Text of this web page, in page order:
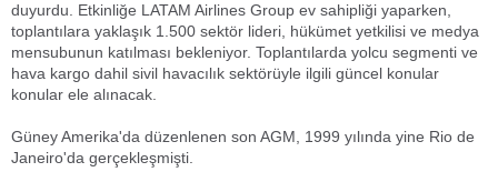
duyurdu. Etkinliğe LATAM Airlines Group ev sahipliği yaparken,
toplantılara yaklaşık 1.500 sektör lideri, hükümet yetkilisi ve medya
mensubunun katılması bekleniyor. Toplantılarda yolcu segmenti ve
hava kargo dahil sivil havacılık sektörüyle ilgili güncel konular
konular ele alınacak.
Güney Amerika'da düzenlenen son AGM, 1999 yılında yine Rio de
Janeiro'da gerçekleşmişti.